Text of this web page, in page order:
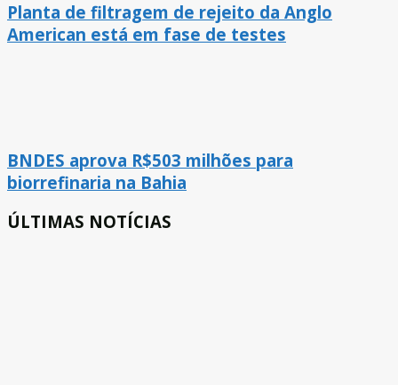
Planta de filtragem de rejeito da Anglo
American está em fase de testes
BNDES aprova R$503 milhões para
biorrefinaria na Bahia
ÚLTIMAS NOTÍCIAS